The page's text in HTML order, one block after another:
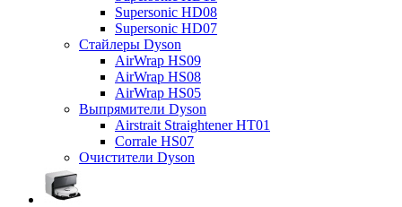
Supersonic HD08
Supersonic HD07
Стайлеры Dyson
AirWrap HS09
AirWrap HS08
AirWrap HS05
Выпрямители Dyson
Airstrait Straightener HT01
Corrale HS07
Очистители Dyson